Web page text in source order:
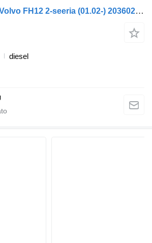
Kit di riparazione Volvo FH12 2-seeria (01.02-) 20360266 per trattore stradale Volvo FH12, FH16, NH12, FH, VNL780 (1993-2014)
diesel